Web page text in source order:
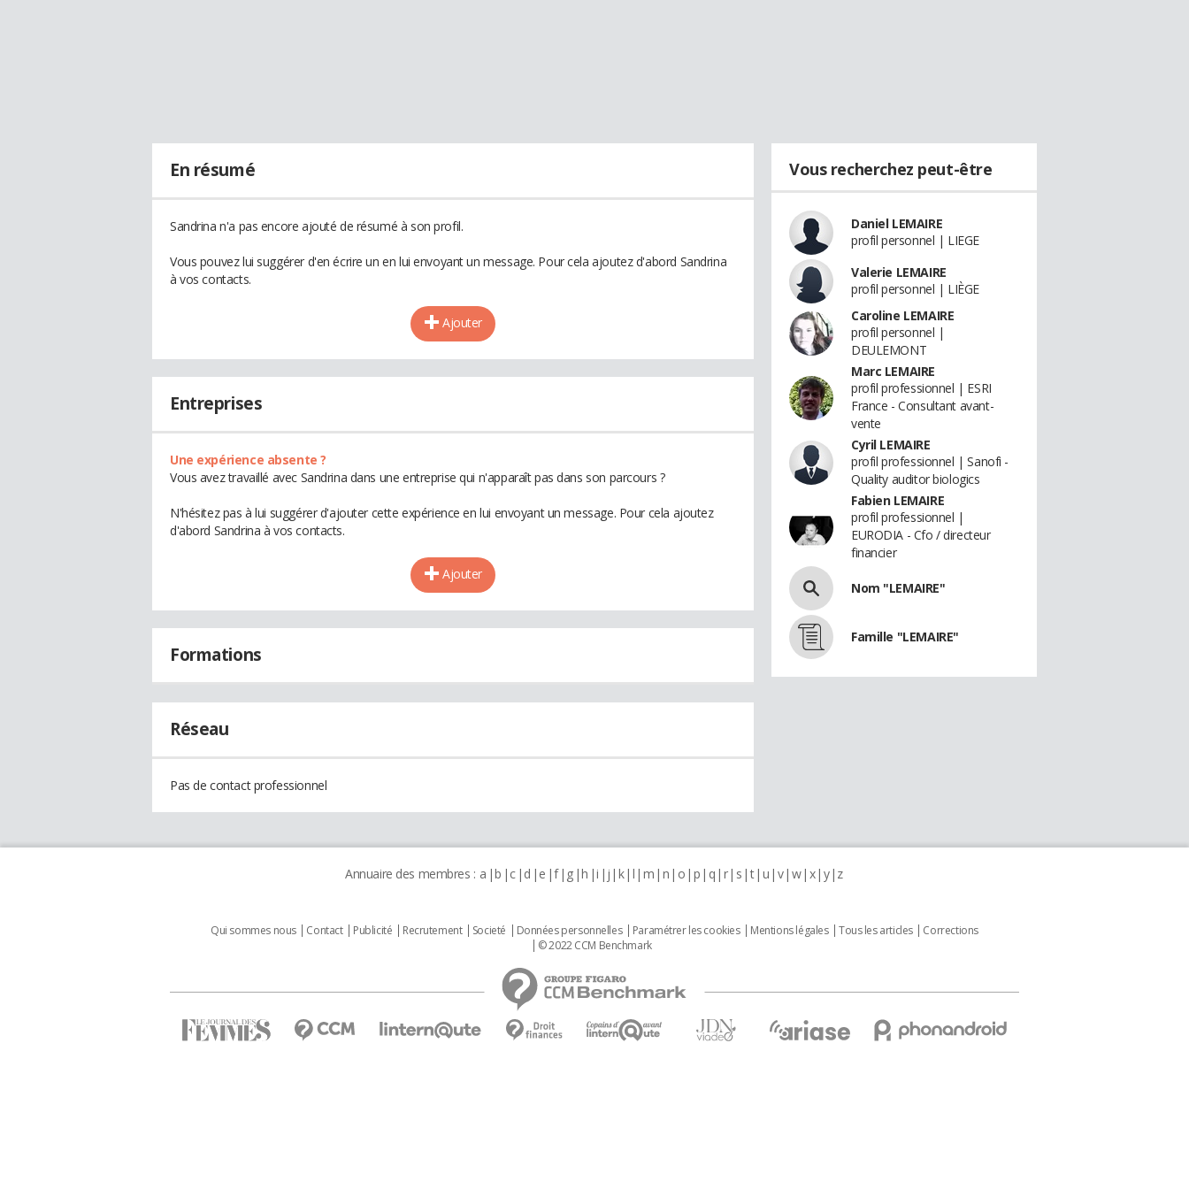
En résumé
Sandrina n'a pas encore ajouté de résumé à son profil.
Vous pouvez lui suggérer d'en écrire un en lui envoyant un message. Pour cela ajoutez d'abord Sandrina
à vos contacts.
Ajouter
Entreprises
Une expérience absente ?
Vous avez travaillé avec Sandrina dans une entreprise qui n'apparaît pas dans son parcours ?
N'hésitez pas à lui suggérer d'ajouter cette expérience en lui envoyant un message. Pour cela ajoutez
d'abord Sandrina à vos contacts.
Ajouter
Formations
Réseau
Pas de contact professionnel
Vous recherchez peut-être
Daniel LEMAIRE
profil personnel | LIEGE
Valerie LEMAIRE
profil personnel | LIÈGE
Caroline LEMAIRE
profil personnel |
DEULEMONT
Marc LEMAIRE
profil professionnel | ESRI
France - Consultant avant-
vente
Cyril LEMAIRE
profil professionnel | Sanofi -
Quality auditor biologics
Fabien LEMAIRE
profil professionnel |
EURODIA - Cfo / directeur
financier
Nom "LEMAIRE"
Famille "LEMAIRE"
Annuaire des membres : a b c d e f g h i j k l m n o p q r s t u v w x y z
Qui sommes nous Contact Publicité Recrutement Societé Données personnelles Paramétrer les cookies Mentions légales Tous les articles
Corrections
© 2022 CCM Benchmark